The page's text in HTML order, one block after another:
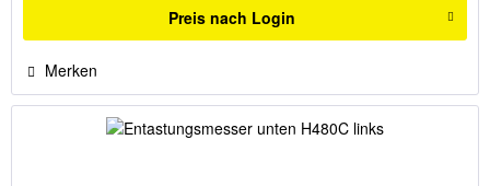
Preis nach Login
Merken